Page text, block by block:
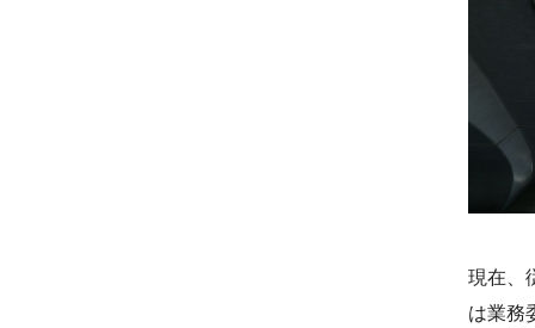
現在、
は業務